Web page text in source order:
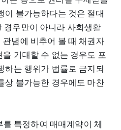
이 불가능하다는 것은 절대
경우만이 아니라 사회생활
념에 비추어 볼 때 채권자
기대할 수 없는 경우도 포
하는 행위가 법률로 금지되
상 불가능한 경우에도 마찬
특정하여 매매계약이 체